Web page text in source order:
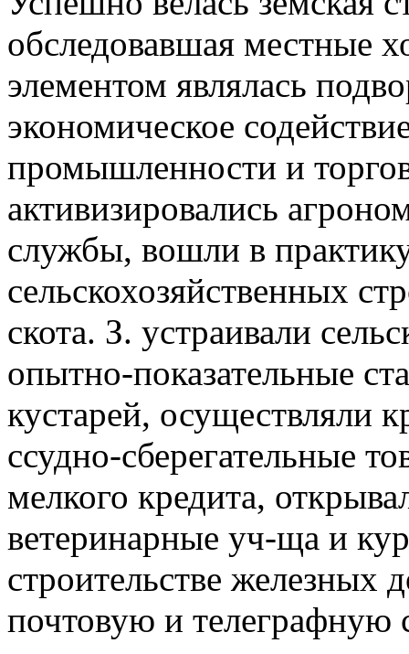
обследовавшая местные
элементом являлась
экономическое
промышленности и
активизировались
службы, вошли в
сельскохозяйственных
скота. З. устраивали
опытно-показательные
кустарей, осуществляли
ссудно-сберегательные
мелкого кредита,
ветеринарные уч-ща и
строительстве железных
почтовую и телеграфную